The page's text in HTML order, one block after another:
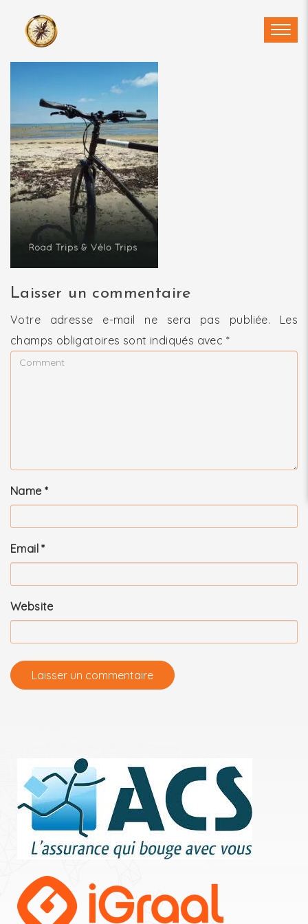
content
Laisser un commentaire
Votre adresse e-mail ne sera pas publiée.
Les
champs obligatoires sont indiqués avec *
Name *
Email*
Website